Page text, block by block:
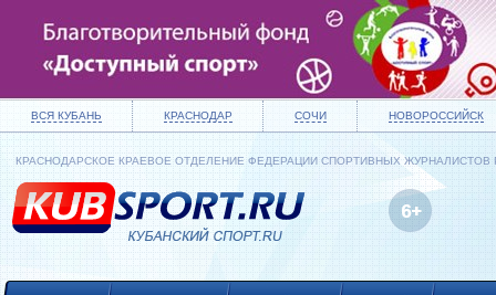
ВСЯ КУБАНЬ КРАСНОДАР СОЧИ НОВОРОССИЙСК
КРАСНОДАРСКОЕ КРАЕВОЕ ОТДЕЛЕНИЕ ФЕДЕРАЦИИ СПОРТИВНЫХ ЖУРНАЛИСТОВ